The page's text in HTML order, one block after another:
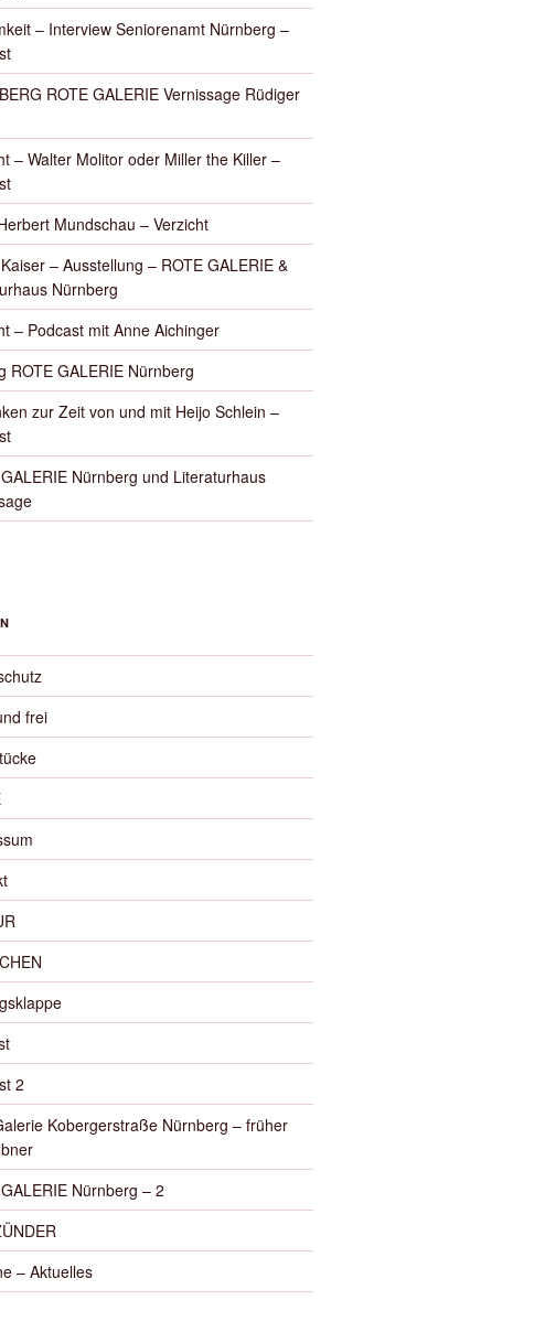
– Interview Seniorenamt Nürnberg –
ROTE GALERIE Vernissage Rüdiger
– Walter Molitor oder Miller the Killer –
Mundschau – Verzicht
– Ausstellung – ROTE GALERIE &
Nürnberg
– Podcast mit Anne Aichinger
ROTE GALERIE Nürnberg
zur Zeit von und mit Heijo Schlein –
Nürnberg und Literaturhaus
frei
2
Kobergerstraße Nürnberg – früher
Nürnberg – 2
– Aktuelles